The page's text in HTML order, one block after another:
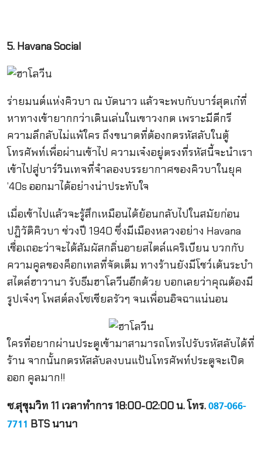
5. Havana Social
ร่ายมนต์แห่งคิวบา ณ บัดนาว แล้วจะพบกับบาร์สุดเก๋ที่
หาทางเข้ายากกว่าเดินเล่นในเขาวงกต เพราะมีดีกรี
ความลึกลับไม่แพ้ใคร ถึงขนาดที่ต้องกดรหัสลับในตู้
โทรศัพท์เพื่อผ่านเข้าไป ความเจ๋งอยู่ตรงที่รหัสนี้จะนำเรา
เข้าไปสู่บาร์วินเทจที่จำลองบรรยากาศของคิวบาในยุค
’40s ออกมาได้อย่างน่าประทับใจ
เมื่อเข้าไปแล้วจะรู้สึกเหมือนได้ย้อนกลับไปในสมัยก่อน
ปฏิวัติคิวบา ช่วงปี 1940 ซึ่งมีเมืองหลวงอย่าง Havana
เชื่อเถอะว่าจะได้สัมผัสกลิ่นอายสไตล์แคริเบียน บวกกับ
ความคูลของค็อกเทลที่จัดเต็ม ทางร้านยังมีโชว์เต้นระบำ
สไตล์ฮาวานา รับธีมฮาโลวีนอีกด้วย บอกเลยว่าคุณต้องมี
รูปเจ๋งๆ โพสต์ลงโซเชียลรัวๆ จนเพื่อนอิจฉาแน่นอน
ใครที่อยากผ่านประตูเข้ามาสามารถโทรไปรับรหัสลับได้ที่
ร้าน จากนั้นกดรหัสลับลงบนแป้นโทรศัพท์ประตูจะเปิด
ออก คูลมาก!!
ซ.สุขุมวิท 11 เวลาทำการ 18:00-02:00 น. โทร.087-066-
7711 BTS นานา